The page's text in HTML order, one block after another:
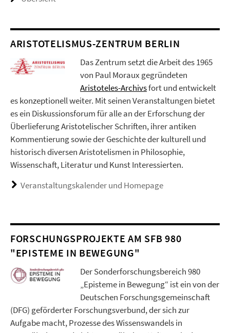
ARISTOTELISMUS-ZENTRUM BERLIN
Das Zentrum setzt die Arbeit des 1965
von Paul Moraux gegründeten
Aristoteles-Archivsfort und entwickelt
es konzeptionell weiter. Mit seinen Veranstaltungen bietet
es ein Diskussionsforum für alle an der Erforschung der
Überlieferung Aristotelischer Schriften, ihrer antiken
Kommentierung sowie der Geschichte der kulturell und
historisch diversen Aristotelismen in Philosophie,
Wissenschaft, Literatur und Kunst Interessierten.
Veranstaltungskalender und Homepage
FORSCHUNGSPROJEKTE AM SFB 980
"EPISTEME IN BEWEGUNG"
Der Sonderforschungsbereich 980
„Episteme in Bewegung“ ist ein von der
Deutschen Forschungsgemeinschaft
(DFG) geförderter Forschungsverbund, der sich zur
Aufgabe macht, Prozesse des Wissenswandels in